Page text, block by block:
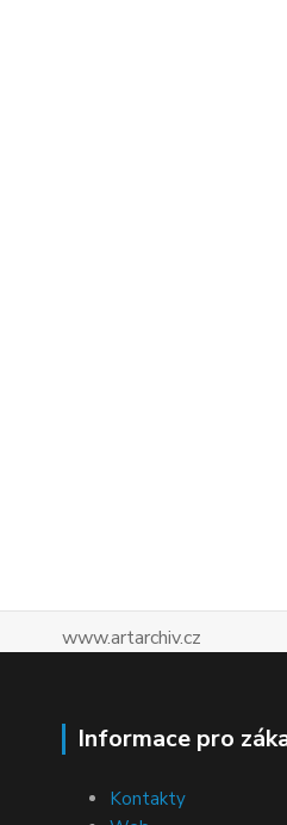
www.artarchiv.cz
Informace pro
Kontakty